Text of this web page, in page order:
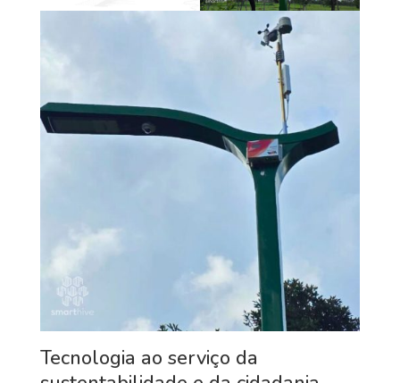
Tecnologia ao serviço da